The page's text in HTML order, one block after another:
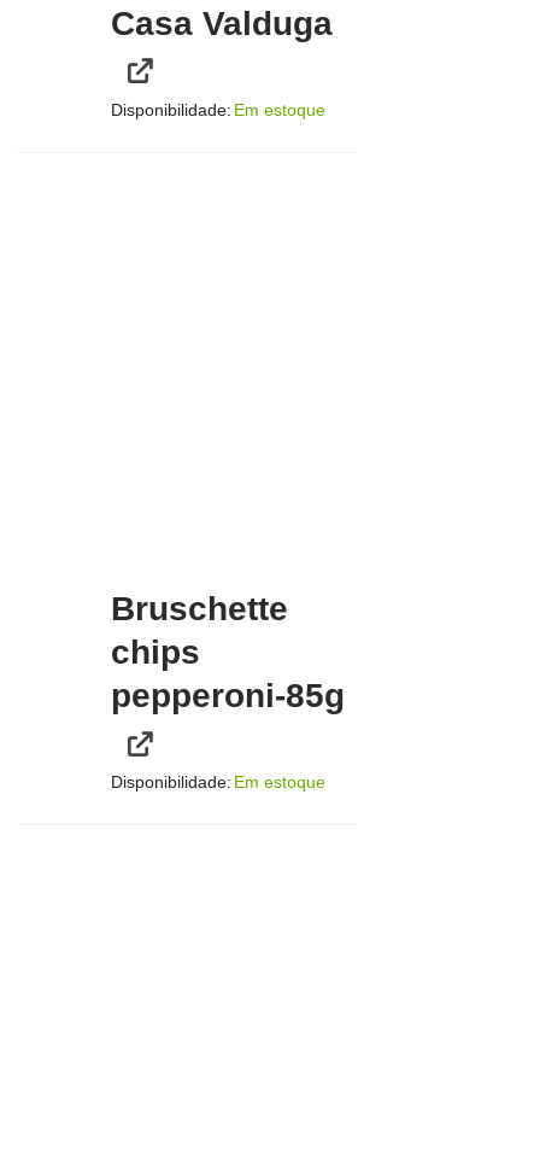
Casa Valduga
Disponibilidade: Em estoque
Bruschette
chips
pepperoni-85g
Disponibilidade: Em estoque